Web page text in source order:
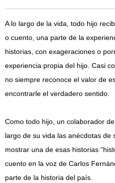
A lo largo de la vida, todo hijo
o cuento, una parte de la
historias, con exageraciones o
experiencia propia del hijo. Casi
no siempre reconoce el valor de
encontrarle el verdadero sentido.
Como todo hijo, un colaborador
largo de su vida las anécdotas de
mostrar una de esas historias
cuento en la voz de Carlos
parte de la historia del país.